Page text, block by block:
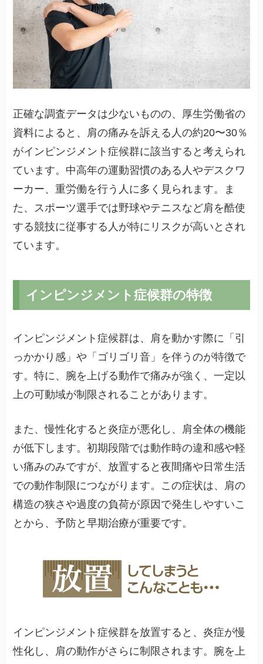
正確な調査データは少ないものの、厚生労働省の
資料によると、肩の痛みを訴える人の約20〜30％
がインピンジメント症候群に該当すると考えられ
ています。中高年の運動習慣のある人やデスクワ
ーカー、重労働を行う人に多く見られます。ま
た、スポーツ選手では野球やテニスなど肩を酷使
する競技に従事する人が特にリスクが高いとされ
ています。
インピンジメント症候群の特徴
インピンジメント症候群は、肩を動かす際に「引
っかかり感」や「ゴリゴリ音」を伴うのが特徴で
す。特に、腕を上げる動作で痛みが強く、一定以
上の可動域が制限されることがあります。
また、慢性化すると炎症が悪化し、肩全体の機能
が低下します。初期段階では動作時の違和感や軽
い痛みのみですが、放置すると夜間痛や日常生活
での動作制限につながります。この症状は、肩の
構造の狭さや過度の負荷が原因で発生しやすいこ
とから、予防と早期治療が重要です。
インピンジメント症候群を放置すると、炎症が慢
性化し、肩の動作がさらに制限されます。腕を上